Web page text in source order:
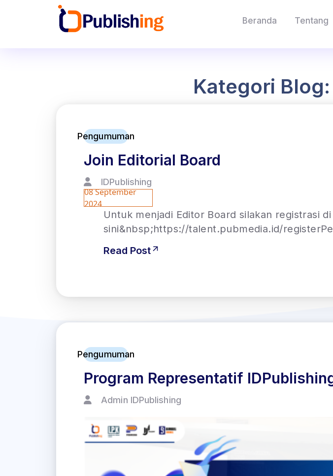
Beranda Tentang
Kategori
Pengumuman
Join Editorial Board
IDPublishing
08 September
2024
Untuk menjadi Editor Board silakan registrasi di
sini&nbsp;https://talent.pubmedia.id/
Read Post
Pengumuman
Program Representatif
Admin IDPublishing